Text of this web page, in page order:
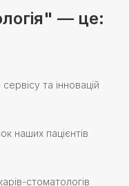
— це:
та інновацій
наших пацієнтів
стоматологів